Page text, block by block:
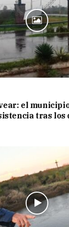
el
tras los